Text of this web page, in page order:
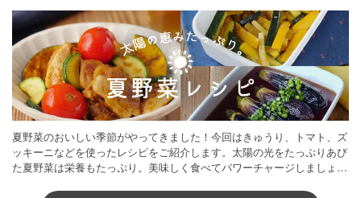
夏野菜のおいしい季節がやってきました！今回はきゅうり、トマト、ズ
ッキーニなどを使ったレシピをご紹介します。太陽の光をたっぷりあび
た夏野菜は栄養もたっぷり。美味しく食べてパワーチャージしましょう